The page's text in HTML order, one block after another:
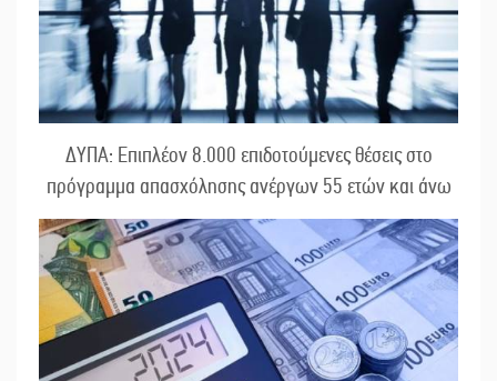
ΔΥΠΑ: Επιπλέον 8.000 επιδοτούμενες θέσεις στο
πρόγραμμα απασχόλησης ανέργων 55 ετών και άνω